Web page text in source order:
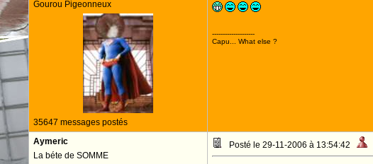
Gourou Pigeonneux
35647 messages postés
--------------------
Capu... What else ?
Aymeric
La béte de SOMME
Posté le 29-11-2006 à 13:54:42